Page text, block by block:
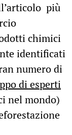
più
chimici
identificati
numero di
di esperti
nel mondo)